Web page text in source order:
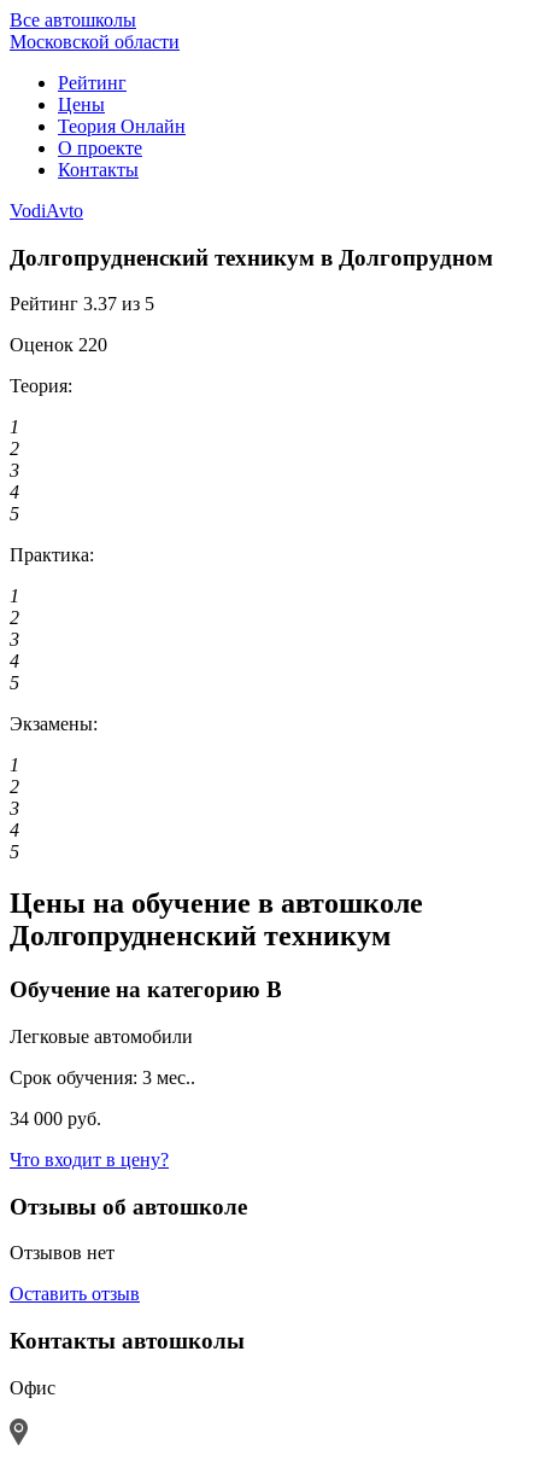
Все автошколы
Московской области
Рейтинг
Цены
Теория Онлайн
О проекте
Контакты
VodiAvto
Долгопрудненский техникум в Долгопрудном
Рейтинг 3.37 из 5
Оценок 220
Теория:
1
2
3
4
5
Практика:
1
2
3
4
5
Экзамены:
1
2
3
4
5
Цены на обучение в автошколе
Долгопрудненский техникум
Обучение на категорию B
Легковые автомобили
Срок обучения: 3 мес..
34 000 руб.
Что входит в цену?
Отзывы об автошколе
Отзывов нет
Оставить отзыв
Контакты автошколы
Офис